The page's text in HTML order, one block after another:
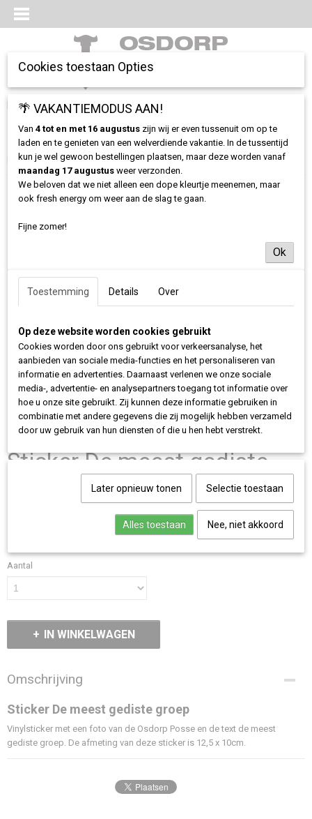
Inloggen Registreren
Home>Stickers>Sticker De meest gediste groep
Sticker De meest gediste
(inclusief btw 21%)
Aantal
IN WINKELWAGEN
Omschrijving
Sticker De meest gediste groep
Vinylsticker met een foto van de Osdorp Posse en de text de meest
gediste groep. De afmeting van deze sticker is 12,5 x 10cm.
Cookies toestaan Opties
🌴 VAKANTIEMODUS AAN!
Van 4 tot en met 16 augustus zijn wij er even tussenuit om op te
laden en te genieten van een welverdiende vakantie. In de tussentijd
kun je wel gewoon bestellingen plaatsen, maar deze worden vanaf
maandag 17 augustus weer verzonden.
We beloven dat we niet alleen een dope kleurtje meenemen, maar
ook fresh energy om weer aan de slag te gaan.
Fijne zomer!
Ok
Toestemming Details Over
Op deze website worden cookies gebruikt
Cookies worden door ons gebruikt voor verkeersanalyse, het
aanbieden van sociale media-functies en het personaliseren van
informatie en advertenties. Daarnaast verlenen we onze sociale
media-, advertentie- en analysepartners toegang tot informatie over
hoe u onze site gebruikt. Zij kunnen deze informatie gebruiken in
combinatie met andere gegevens die zij mogelijk hebben verzameld
door uw gebruik van hun diensten of die u hen hebt verstrekt.
Later opnieuw tonen Selectie toestaan
Alles toestaan Nee, niet akkoord